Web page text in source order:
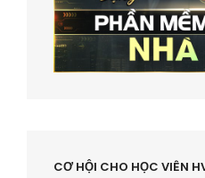
CƠ HỘI CHO HỌC VIÊN